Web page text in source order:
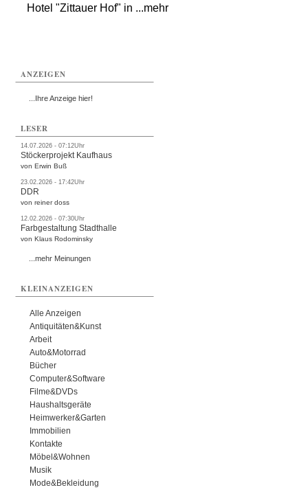
Hotel "Zittauer Hof" in ...mehr
ANZEIGEN
...Ihre Anzeige hier!
LESER
14.07.2026 - 07:12Uhr
Stöckerprojekt Kaufhaus
von Erwin Buß
23.02.2026 - 17:42Uhr
DDR
von reiner doss
12.02.2026 - 07:30Uhr
Farbgestaltung Stadthalle
von Klaus Rodominsky
...mehr Meinungen
KLEINANZEIGEN
Alle Anzeigen
Antiquitäten&Kunst
Arbeit
Auto&Motorrad
Bücher
Computer&Software
Filme&DVDs
Haushaltsgeräte
Heimwerker&Garten
Immobilien
Kontakte
Möbel&Wohnen
Musik
Mode&Bekleidung